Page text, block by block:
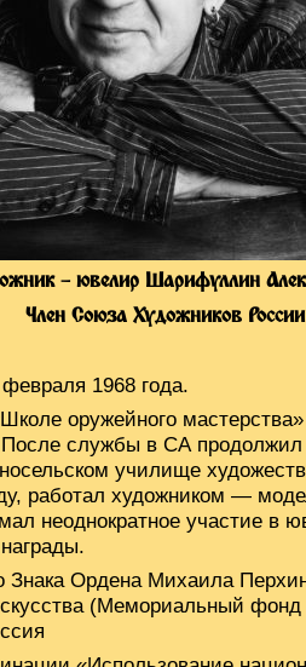
– ювелир Шарифуллин
Член Союза Художников
1968 года.
оружейного
После службы в СА
училище
работал художником —
неоднократное участие в
Знака Ордена Михаила
(Мемориальный